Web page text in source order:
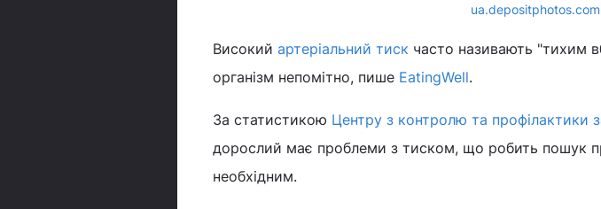
ua.depositphotos.com
Високий артеріальний тиск часто називають "тихим
організм непомітно, пише EatingWell.
За статистикою Центру з контролю та профілактики
дорослий має проблеми з тиском, що робить пошук
необхідним.